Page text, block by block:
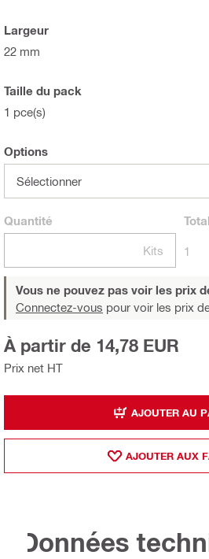
Largeur
22 mm
Taille du pack
1 pce(s)
Options
Sélectionner
Quantité
Kits
Total
1
Vous ne pouvez pas voir les prix
Connectez-vous pour voir les prix
Prix net HT
À partir de 14,78 EUR
AJOUTER AU
AJOUTER AUX
Données